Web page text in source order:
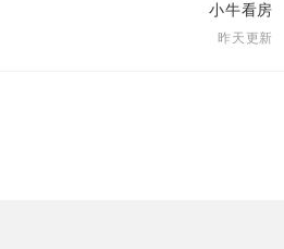
小牛看房
昨天更新